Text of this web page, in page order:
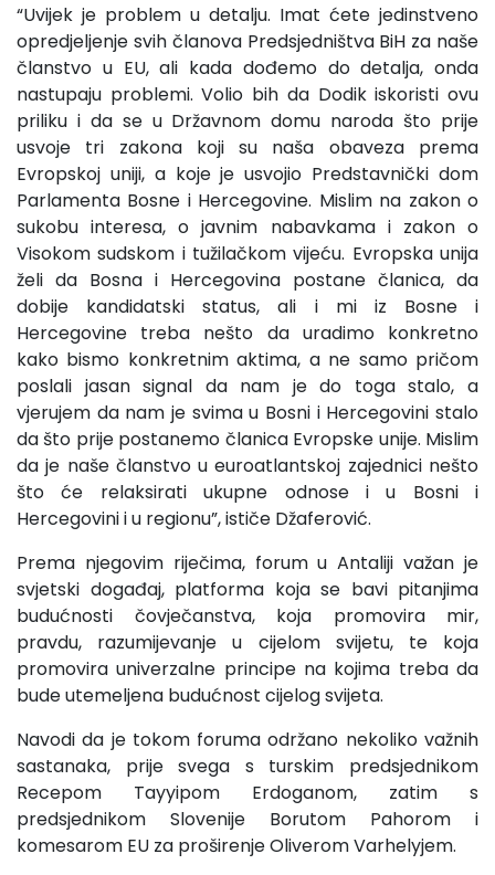
“Uvijek je problem u detalju. Imat ćete jedinstveno
opredjeljenje svih članova Predsjedništva BiH za naše
članstvo u EU, ali kada dođemo do detalja, onda
nastupaju problemi. Volio bih da Dodik iskoristi ovu
priliku i da se u Državnom domu naroda što prije
usvoje tri zakona koji su naša obaveza prema
Evropskoj uniji, a koje je usvojio Predstavnički dom
Parlamenta Bosne i Hercegovine. Mislim na zakon o
sukobu interesa, o javnim nabavkama i zakon o
Visokom sudskom i tužilačkom vijeću. Evropska unija
želi da Bosna i Hercegovina postane članica, da
dobije kandidatski status, ali i mi iz Bosne i
Hercegovine treba nešto da uradimo konkretno
kako bismo konkretnim aktima, a ne samo pričom
poslali jasan signal da nam je do toga stalo, a
vjerujem da nam je svima u Bosni i Hercegovini stalo
da što prije postanemo članica Evropske unije. Mislim
da je naše članstvo u euroatlantskoj zajednici nešto
što će relaksirati ukupne odnose i u Bosni i
Hercegovini i u regionu”, ističe Džaferović.
Prema njegovim riječima, forum u Antaliji važan je
svjetski događaj, platforma koja se bavi pitanjima
budućnosti čovječanstva, koja promovira mir,
pravdu, razumijevanje u cijelom svijetu, te koja
promovira univerzalne principe na kojima treba da
bude utemeljena budućnost cijelog svijeta.
Navodi da je tokom foruma održano nekoliko važnih
sastanaka, prije svega s turskim predsjednikom
Recepom Tayyipom Erdoganom, zatim s
predsjednikom Slovenije Borutom Pahorom i
komesarom EU za proširenje Oliverom Varhelyjem.